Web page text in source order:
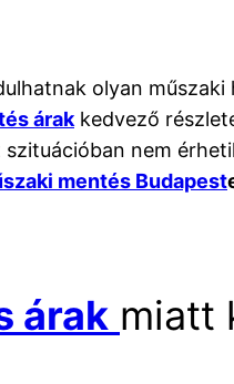
olyan
árak kedvező
nem
mentés Budapest
árak miatt